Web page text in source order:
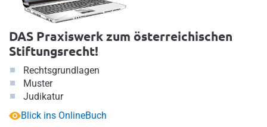
DAS Praxiswerk zum österreichischen
Stiftungsrecht!
Rechtsgrundlagen
Muster
Judikatur
Blick ins OnlineBuch